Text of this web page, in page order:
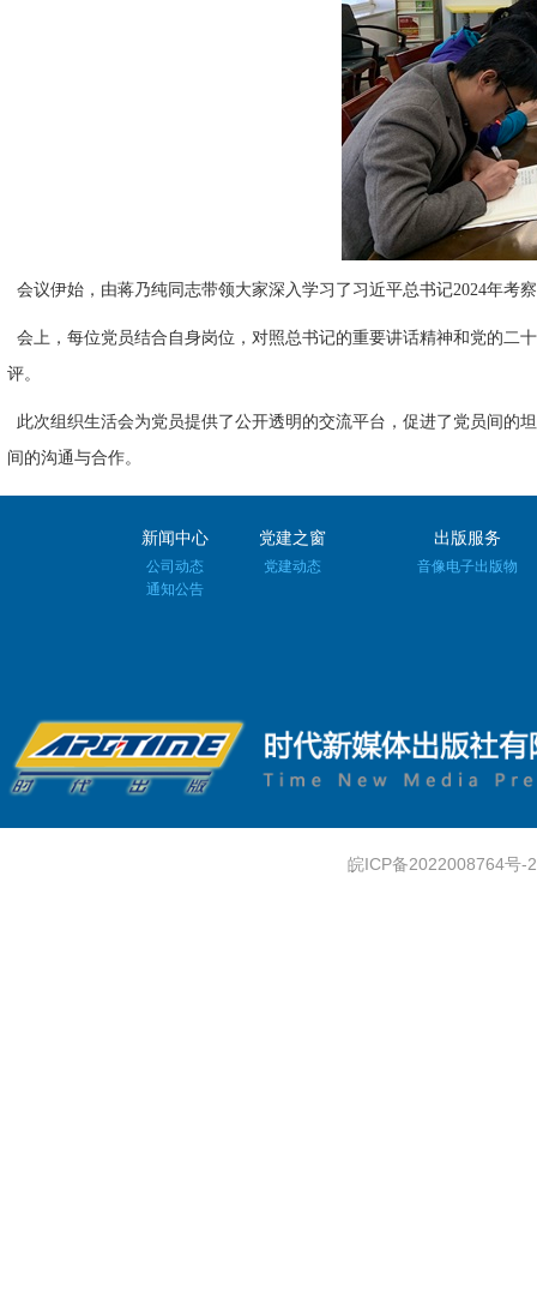
会议伊始，由蒋乃纯同志带领大家深入学习了习近平总书记2024年考
会上，每位党员结合自身岗位，对照总书记的重要讲话精神和党的二
评。
此次组织生活会为党员提供了公开透明的交流平台，促进了党员间的
间的沟通与合作。
新闻中心
公司动态
通知公告
党建之窗
党建动态
出版服务
音像电子出版物
皖ICP备2022008764号-2